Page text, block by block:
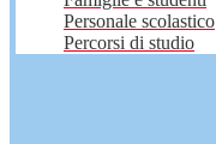
Personale scolastico
Percorsi di studio